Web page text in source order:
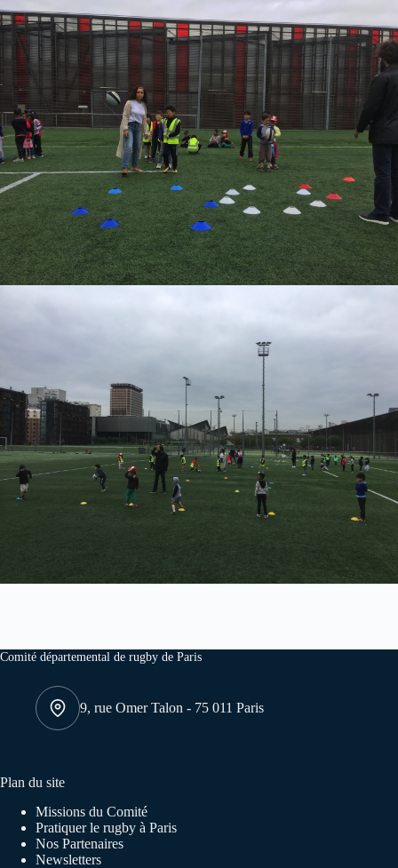
Comité départemental de rugby de Paris
9, rue Omer Talon - 75 011 Paris
Plan du site
Missions du Comité
Pratiquer le rugby à Paris
Nos Partenaires
Newsletters